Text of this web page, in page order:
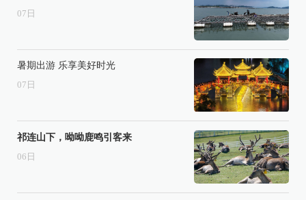
07 日
暑期出游 乐享美好时光
07 日
祁连山下，呦呦鹿鸣引客来
06 日